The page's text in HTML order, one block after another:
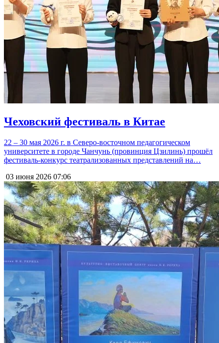
Чеховский фестиваль в Китае
22 – 30 мая 2026 г. в Северо-восточном педагогическом
университете в городе Чанчунь (провинция Цзилинь) прошёл
фестиваль-конкурс театрализованных представлений на…
03 июня 2026 07:06